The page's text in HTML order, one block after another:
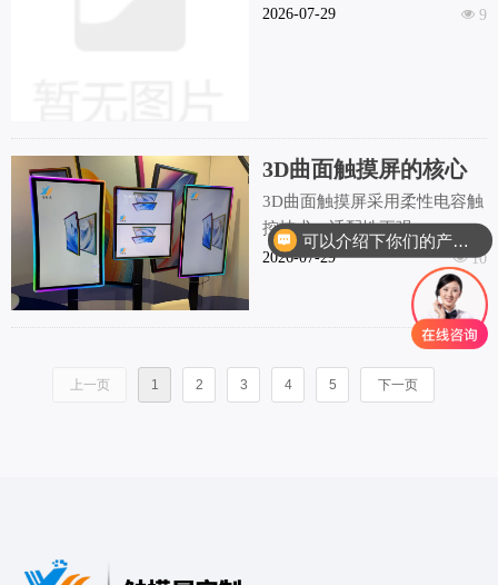
场景与发展前景
넶 9
2026-07-29
3D曲面触摸屏的核心
原理与技术优势
3D曲面触摸屏采用柔性电容触
控技术，适配性更强
넶 10
2026-07-29
上一页 1 2 3 4 5 下一页
可以介绍下你们的产品么